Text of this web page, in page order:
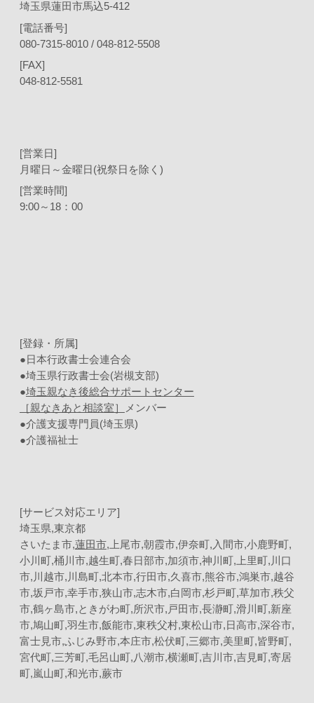
埼玉県蓮田市馬込5-412
[電話番号]
080-7315-8010 / 048-812-5508
[FAX]
048-812-5581
[営業日]
月曜日～金曜日(祝祭日を除く)
[営業時間]
9:00～18：00
[登録・所属]
●日本行政書士会連合会
●埼玉県行政書士会(岩槻支部)
●埼玉親なき後総合サポートセンター
［親なきあと相談室］
メンバー
●介護支援専門員(埼玉県)
●介護福祉士
[サービス対応エリア]
埼玉県,東京都
さいたま市,蓮田市,上尾市,朝霞市,伊奈町,入間市,小鹿野町,
小川町,桶川市,越生町,春日部市,加須市,神川町,上里町,川口
市,川越市,川島町,北本市,行田市,久喜市,熊谷市,鴻巣市,越谷
市,坂戸市,幸手市,狭山市,志木市,白岡市,杉戸町,草加市,秩父
市,鶴ヶ島市,ときがわ町,所沢市,戸田市,長瀞町,滑川町,新座
市,鳩山町,羽生市,飯能市,東秩父村,東松山市,日高市,深谷市,
富士見市,ふじみ野市,本庄市,松伏町,三郷市,美里町,皆野町,
宮代町,三芳町,毛呂山町,八潮市,横瀬町,吉川市,吉見町,寄居
町,嵐山町,和光市,蕨市